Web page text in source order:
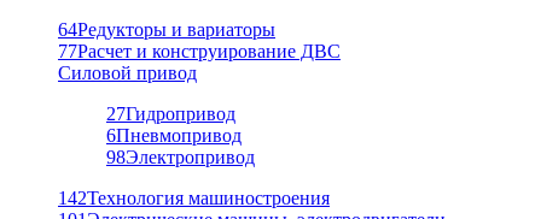
64Редукторы и вариаторы
77Расчет и конструирование ДВС
Силовой привод
27Гидропривод
6Пневмопривод
98Электропривод
142Технология машиностроения